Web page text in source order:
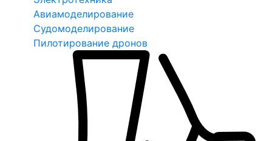
Авиамоделирование
Судомоделирование
Пилотирование дронов